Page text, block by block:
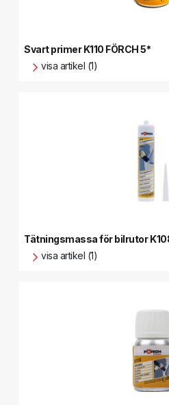
Svart primer K110 FÖRCH 5*
visa artikel (1)
Tätningsmassa för bilrutor
visa artikel (1)